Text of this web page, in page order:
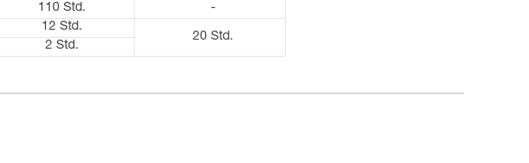
110 Std.
-
12 Std.
20 Std.
2 Std.